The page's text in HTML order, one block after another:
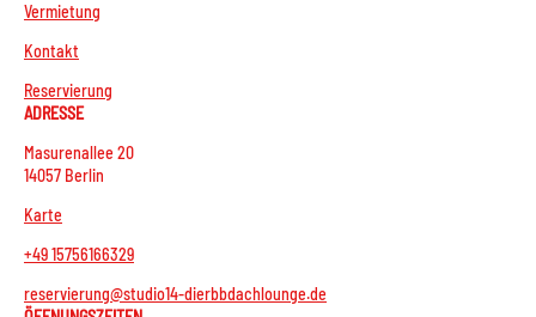
Vermietung
Kontakt
Reservierung
ADRESSE
Masurenallee 20
14057 Berlin
Karte
+49 15756166329
reservierung@studio14-dierbbdachlounge.de